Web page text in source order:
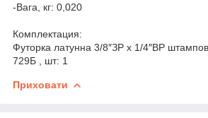
-Вага, кг: 0,020
Комплектация:
Футорка латунна 3/8″ЗР х 1/4″ВР
729Б , шт: 1
Приховати